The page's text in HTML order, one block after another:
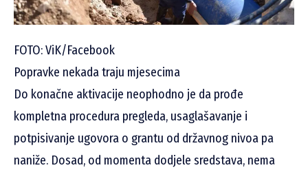
FOTO: ViK/Facebook
Popravke nekada traju mjesecima
Do konačne aktivacije neophodno je da prođe
kompletna procedura pregleda, usaglašavanje i
potpisivanje ugovora o grantu od državnog nivoa pa
naniže. Dosad, od momenta dodjele sredstava, nema